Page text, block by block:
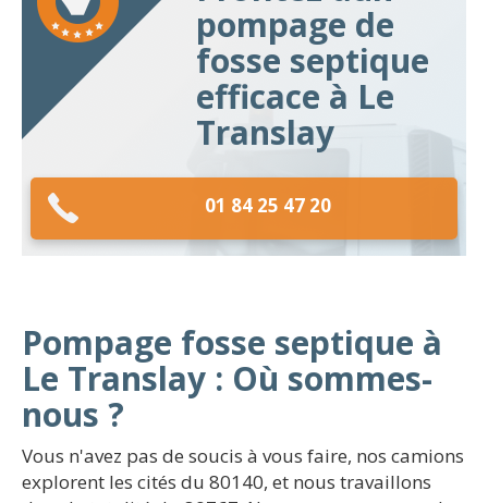
pompage de
fosse septique
efficace à Le
Translay
01 84 25 47 20
Pompage fosse septique à
Le Translay : Où sommes-
nous ?
Vous n'avez pas de soucis à vous faire, nos camions
explorent les cités du 80140, et nous travaillons